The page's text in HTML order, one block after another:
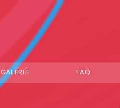
GALERIE FAQ